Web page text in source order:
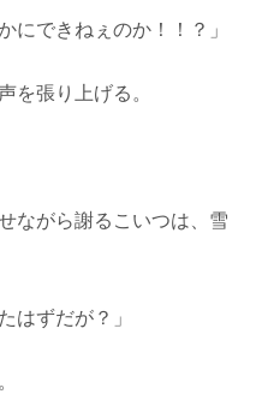
にできねぇのか！！？」
を張り上げる。
ながら謝るこいつは、雪
はずだが？」